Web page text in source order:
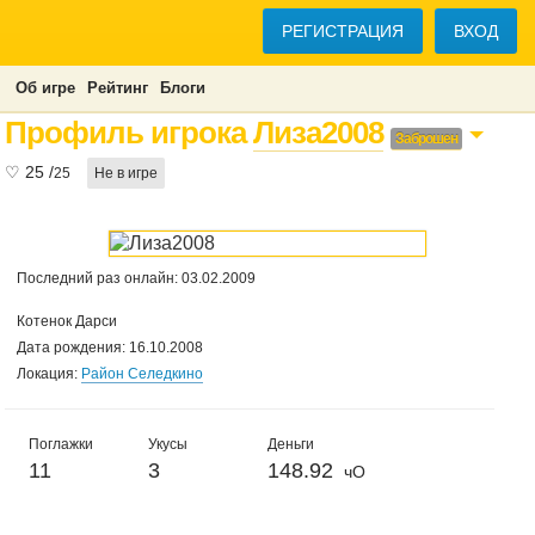
РЕГИСТРАЦИЯ ВХОД
Об игре Рейтинг Блоги
Профиль игрокаЛиза2008 Заброшен
♡ 25 /25 Не в игре
Последний раз онлайн: 03.02.2009
Котенок Дарси
Дата рождения: 16.10.2008
Локация: Район Cеледкино
Поглажки
11
Укусы
3
Деньги
148.92 чО